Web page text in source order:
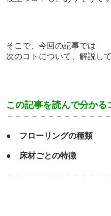
そこで、今回の記事では
次のコトについて、解説し
この記事を読んで分かる
－－－－－－－－－－－－－
● フローリングの種類
● 床材ごとの特徴
－－－－－－－－－－－－－